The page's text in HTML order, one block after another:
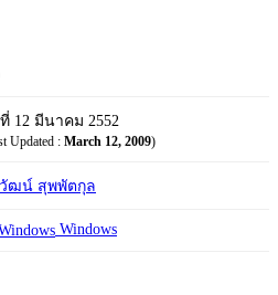
12 มีนาคม 2552
Updated : March 12, 2009)
ฒน์ สุพพัตกุล
Windows